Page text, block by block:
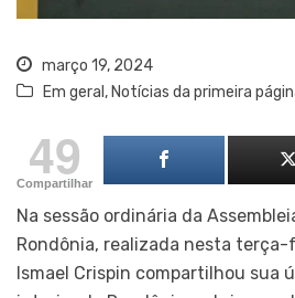
março 19, 2024
Em geral , Notícias da primeira
49
Compartilhar
Na sessão ordinária da
Rondônia, realizada nesta terça-
Ismael Crispin compartilhou sua